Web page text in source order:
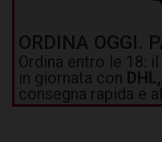
ORDINA OGGI.
Ordina entro le 18:
in giornata con
consegna rapida e